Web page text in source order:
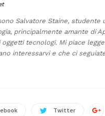
Salvatore Staine,
principalmente amante di
tecnologi. Mi piace
interessarvi e che ci
Twitter